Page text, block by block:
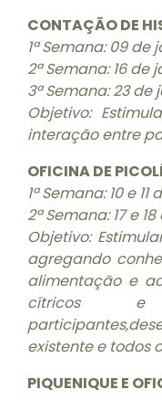
CONTAÇÃO DE
1ª Semana: 09 de
2ª Semana: 16 de
3ª Semana: 23 de
Objetivo:
interação entre
OFICINA DE
1ª Semana: 10 e
2ª Semana: 17 e
Objetivo:
agregando
alimentação e
cítricos e
existente e todos
PIQUENIQUE E